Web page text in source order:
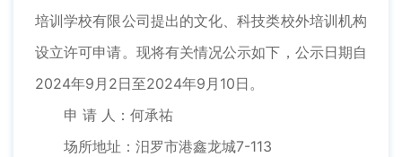
培训学校有限公司提出的文化、科技类校外培训机构
设立许可申请。现将有关情况公示如下，公示日期自
2024年9月2日至2024年9月10日。
申 请 人：何承祐
场所地址：汨罗市港鑫龙城7-113